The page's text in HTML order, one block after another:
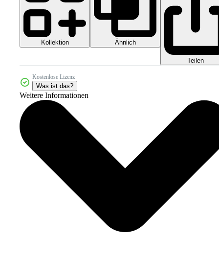
Kollektion Ähnlich
Teilen
Kostenlose Lizenz
Was ist das?
Weitere Informationen